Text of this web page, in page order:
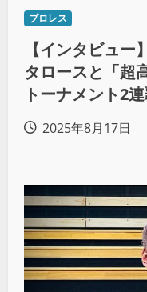
プロレス
【インタビュー
タロースと「超
トーナメント2
2025年8月17日